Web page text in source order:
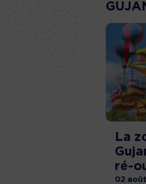
La
ré-
02